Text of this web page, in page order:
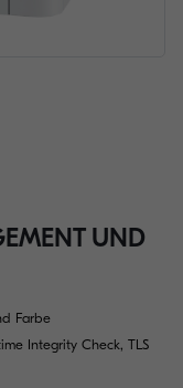
UND
Farbe
Integrity Check, TLS